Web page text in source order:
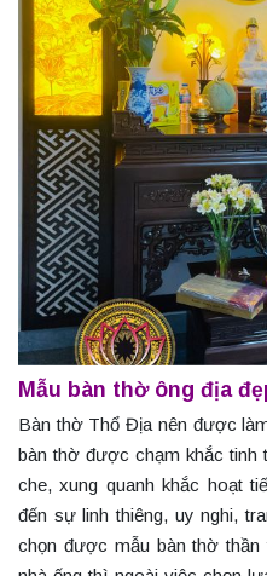
Mẫu bàn thờ ông địa
Bàn thờ Thổ Địa nên được
bàn thờ được chạm khắc tinh
che, xung quanh khắc hoạt
đến sự linh thiêng, uy nghi,
chọn được mẫu bàn thờ